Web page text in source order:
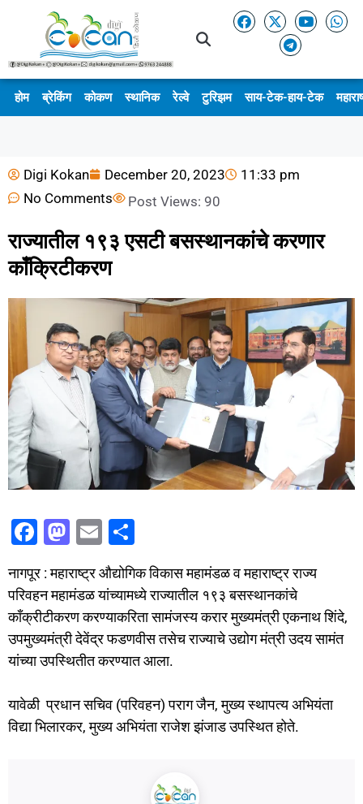
होम ब्रेकिंग कोकण स्थानिक रेल्वे टुरिझम साय-टेक-हाय-टेक
Digi Kokan December 20, 2023
11:33 pm
No Comments
Post Views: 90
राज्यातील १९३ एसटी बसस्थानकांचे करणार
काँक्रिटीकरण
F
c
e
b
o
k
M
st
o
d
o
E
m
ai
l
ar
e
नागपूर : महाराष्ट्र औद्योगिक विकास महामंडळ व महाराष्ट्र राज्य
परिवहन महामंडळ यांच्यामध्ये राज्यातील १९३ बसस्थानकांचे
काँक्रीटीकरण करण्याकरिता सामंजस्य करार मुख्यमंत्री एकनाथ शिंदे,
उपमुख्यमंत्री देवेंद्र फडणवीस तसेच राज्याचे उद्योग मंत्री उदय सामंत
यांच्या उपस्थितीत करण्यात आला.
यावेळी प्रधान सचिव (परिवहन) पराग जैन, मुख्य स्थापत्य अभियंता
विद्या भिलारकर, मुख्य अभियंता राजेश झंजाड उपस्थित होते.